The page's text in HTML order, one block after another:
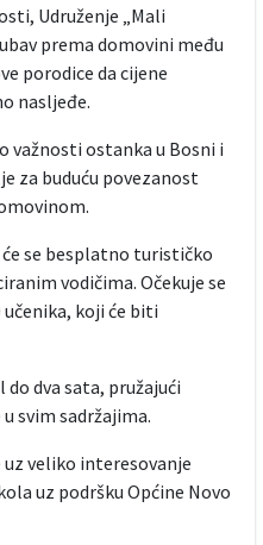
Udruženje „Mali
prema domovini među
porodice da cijene
nasljeđe.
važnosti ostanka u Bosni i
za buduću povezanost
se besplatno turističko
vodičima. Očekuje se
koji će biti
dva sata, pružajući
svim sadržajima.
veliko interesovanje
uz podršku Općine Novo